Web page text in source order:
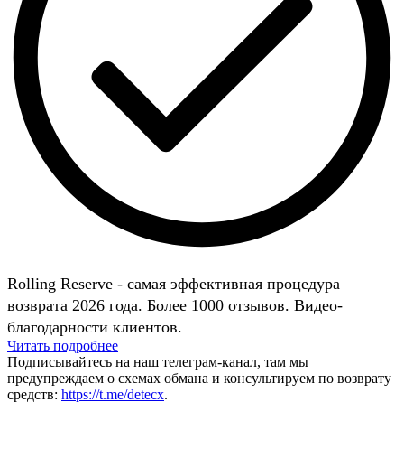
Rolling Reserve - самая эффективная процедура
возврата 2026 года. Более 1000 отзывов. Видео-
благодарности клиентов.
Читать подробнее
Подписывайтесь на наш телеграм-канал, там мы
предупреждаем о схемах обмана и консультируем по возврату
средств: https://t.me/detecx.